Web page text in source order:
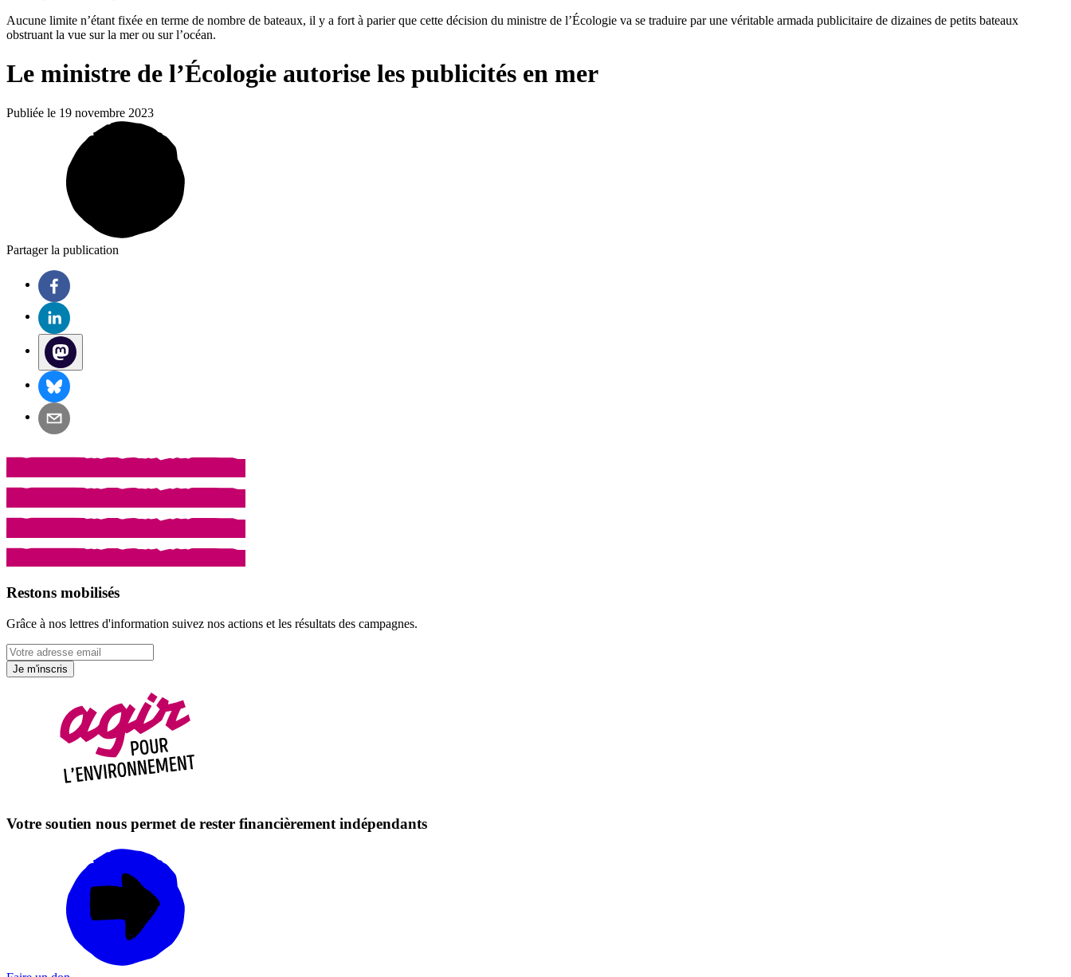
Aucune limite n’étant fixée en terme de nombre de bateaux, il y a fort à parier que cette décision du ministre de l’Écologie va se traduire par une véritable armada publicitaire de dizaines de petits bateaux
obstruant la vue sur la mer ou sur l’océan.
Le ministre de l’Écologie autorise les publicités en mer
Publiée le 19 novembre 2023
Partager la publication
Restons mobilisés
Grâce à nos lettres d'information suivez nos actions et les résultats des campagnes.
Je m'inscris
Votre soutien nous permet de rester financièrement indépendants